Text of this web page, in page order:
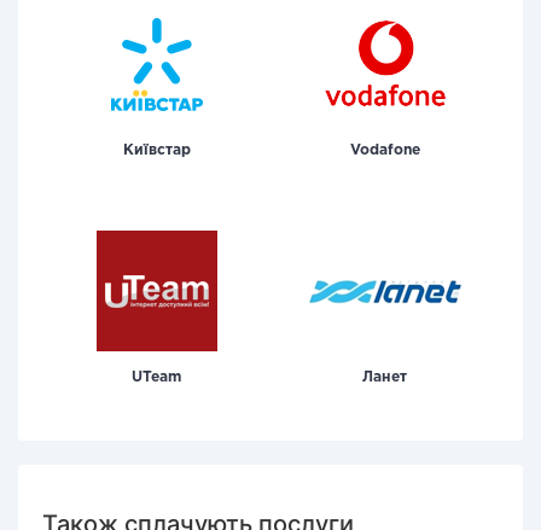
Київстар Vodafone
UTeam Ланет
Також сплачують послуги